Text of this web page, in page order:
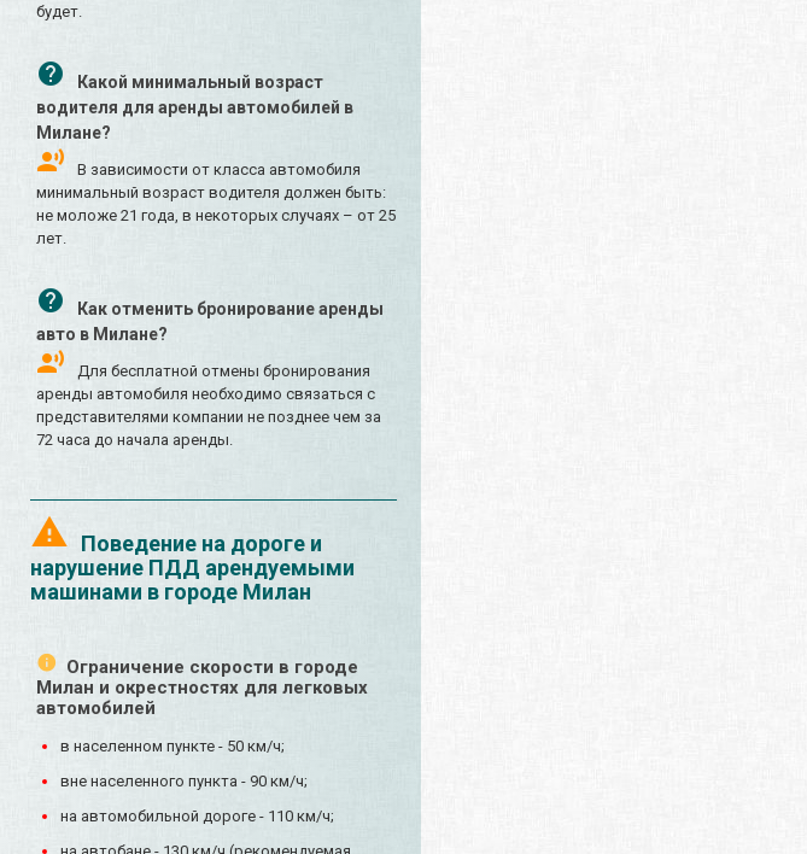
будет.
Какой минимальный возраст
водителя для аренды автомобилей в
Милане?
В зависимости от класса автомобиля
минимальный возраст водителя должен быть:
не моложе 21 года, в некоторых случаях – от 25
лет.
Как отменить бронирование аренды
авто в Милане?
Для бесплатной отмены бронирования
аренды автомобиля необходимо связаться с
представителями компании не позднее чем за
72 часа до начала аренды.
Поведение на дороге и
нарушение ПДД арендуемыми
машинами в городе Милан
Ограничение скорости в городе
Милан и окрестностях для легковых
автомобилей
в населенном пункте - 50 км/ч;
вне населенного пункта - 90 км/ч;
на автомобильной дороге - 110 км/ч;